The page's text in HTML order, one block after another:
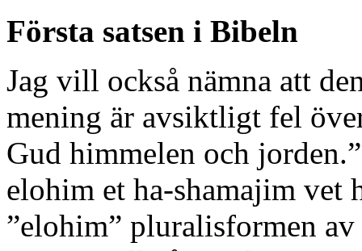
Första satsen i Bibeln
Jag vill också nämna att
mening är avsiktligt fel
Gud himmelen och
elohim et ha-shamajim vet
”elohim” pluralisformen